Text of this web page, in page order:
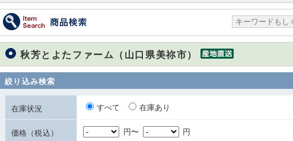
秋芳とよたファーム（山口県美祢市）
絞り込み検索
在庫状況 すべて 在庫あり
価格（税込） 円〜 円